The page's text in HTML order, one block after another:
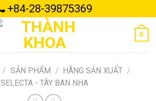
+84-28-39875369
0
/ SẢN PHẨM / HÃNG SẢN XUẤT /
SELECTA - TÂY BAN NHA